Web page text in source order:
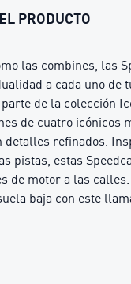
PRODUCTO
las combines, las
a cada uno de
de la colección
de cuatro icónicos
detalles refinados.
pistas, estas
de motor a las
baja con este